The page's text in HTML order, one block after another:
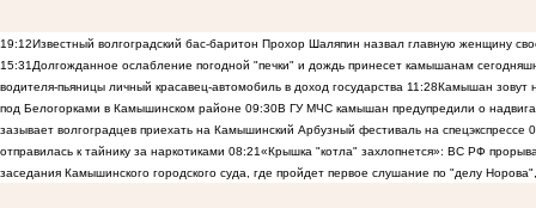
19:12Известный волгоградский бас-баритон Прохор Шаляпин назвал главную женщину
15:31 Долгожданное ослабление погодной "печки" и дождь принесет камышанам
водителя-пьяницы личный красавец-автомобиль в доход государства 11:28Камышан зовут
под Белогорками в Камышинском районе 09:30В ГУ МЧС камышан предупредили о
зазывает волгоградцев приехать на Камышинский Арбузный фестиваль на спецэкспрессе
отправилась к тайнику за наркотиками 08:21«Крышка "котла" захлопнется»: ВС РФ
заседания Камышинского городского суда, где пройдет первое слушание по "делу